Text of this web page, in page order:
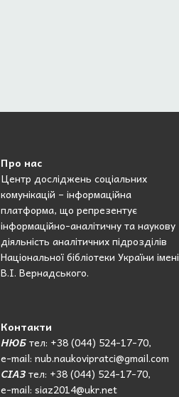
Про нас
Центр досліджень соціальних
комунікацій – інформаційна
платформа, що репрезентує
інформаційно-аналітичну та наукову
діяльність аналітичних підрозділів
Національної бібліотеки України імені
В.І. Вернадського.
Контакти
НЮБтел: +38 (044) 524-17-70,
e-mail: nub.naukovipratci@gmail.com
СІАЗтел: +38 (044) 524-17-70,
e-mail: siaz2014@ukr.net